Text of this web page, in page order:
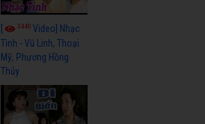
3440Video] Nhạc
Tình - Vũ Linh, Thoại
Mỹ, Phương Hồng
Thủy